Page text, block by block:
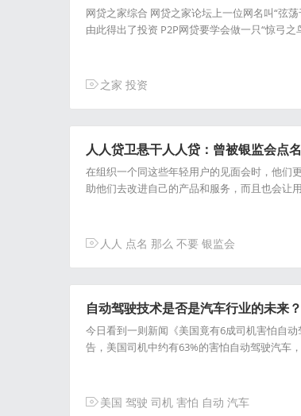
网贷之家综合 网贷之家论坛上一位网名叫“弦
由此得出了投资 P2P网贷要学会做一只“惊弓之
之家 投资
人人贷卫悬干人人贷：曾被银监会点
在组织一个同这些年轻用户的见面会时，他们
助他们去改进自己的产品和服务，而且也会让
人人 点名 那么 不要 银监会
自动驾驶技术是否是汽车行业的未来？
今日看到一则新闻《美国竟有6成司机害怕自
告，美国司机中约有63%的害怕自动驾驶汽车
美国 驾驶 司机 害怕 自动 汽车